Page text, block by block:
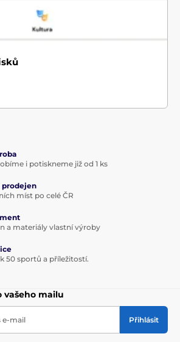
i potiskneme již od 1 ks
prodejen
míst po celé ČR
a materiály vlastní výroby
50 sportů a příležitostí.
vašeho mailu
e-mail Přihlásit